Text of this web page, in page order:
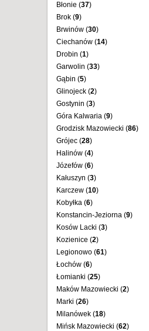
Błonie (37)
Brok (9)
Brwinów (30)
Ciechanów (14)
Drobin (1)
Garwolin (33)
Gąbin (5)
Glinojeck (2)
Gostynin (3)
Góra Kalwaria (9)
Grodzisk Mazowiecki (86)
Grójec (28)
Halinów (4)
Józefów (6)
Kałuszyn (3)
Karczew (10)
Kobyłka (6)
Konstancin-Jeziorna (9)
Kosów Lacki (3)
Kozienice (2)
Legionowo (61)
Łochów (6)
Łomianki (25)
Maków Mazowiecki (2)
Marki (26)
Milanówek (18)
Mińsk Mazowiecki (62)